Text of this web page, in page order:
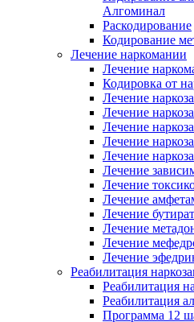
Алгоминал
Раскодирование
Кодирование
Лечение наркомании
Лечение
Кодировка от
Лечение
Лечение
Лечение
Лечение
Лечение
Лечение
Лечение
Лечение
Лечение
Лечение
Лечение
Лечение
Реабилитация
Реабилитация
Реабилитация
Программа 12